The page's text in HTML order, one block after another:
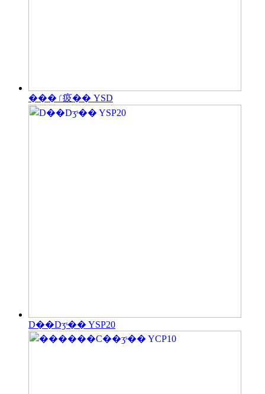
���ٵ㽺�� YSD
D��Dӡˢ�� YSP20